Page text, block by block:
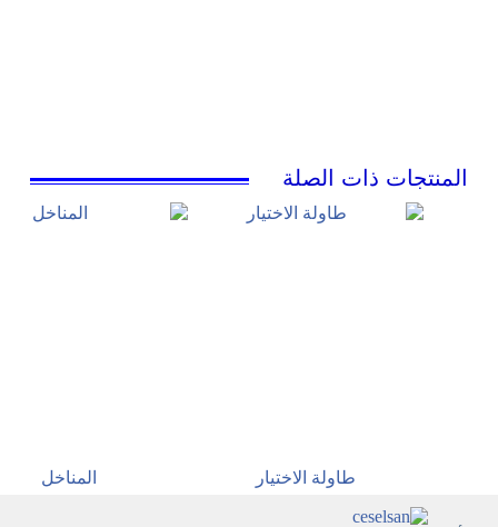
المنتجات ذات الصلة
طاولة الاختيار المناخل